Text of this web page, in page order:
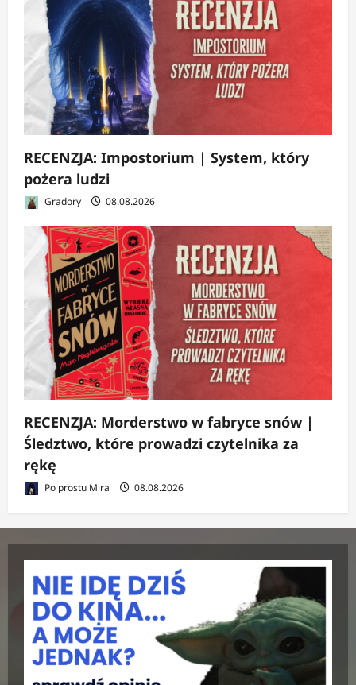
RECENZJA: Impostorium | System, który
pożera ludzi
Gradory 08.08.2026
RECENZJA: Morderstwo w fabryce snów |
Śledztwo, które prowadzi czytelnika za
rękę
Po prostu Mira 08.08.2026